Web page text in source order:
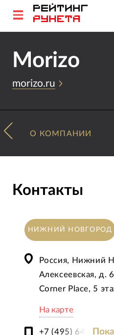
Morizo
morizo.ru
О КОМПАНИИ
Контакты
НИЖНИЙ НОВГОРОД
Россия, Нижний
Алексеевская, д.
Corner Place, 5
На карте
+7 (495) 646-04-